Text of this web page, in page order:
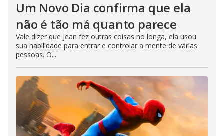
Um Novo Dia confirma que ela
não é tão má quanto parece
Vale dizer que Jean fez outras coisas no longa, ela usou
sua habilidade para entrar e controlar a mente de várias
pessoas. O...